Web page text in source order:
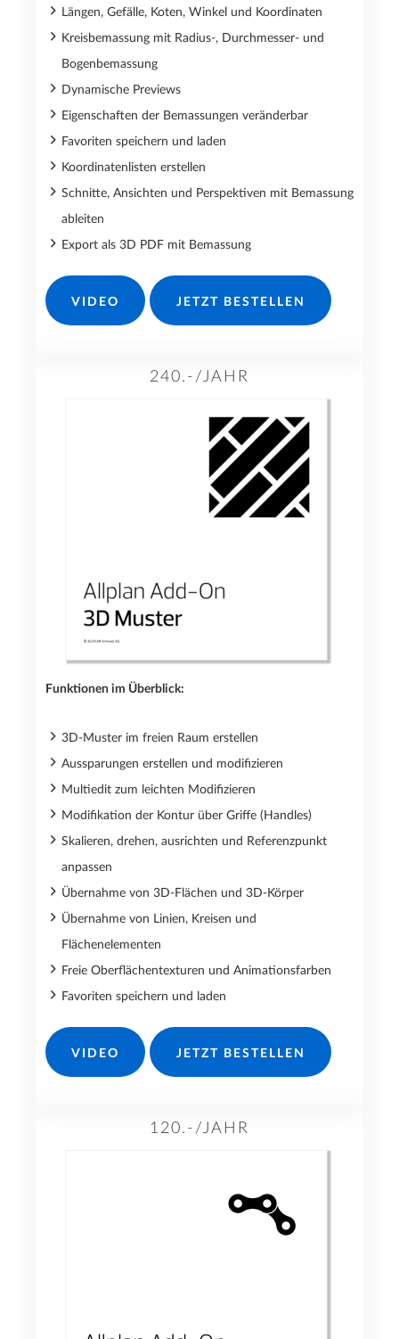
Längen, Gefälle, Koten, Winkel und Koordinaten
Kreisbemassung mit Radius-, Durchmesser- und
Bogenbemassung
Dynamische Previews
Eigenschaften der Bemassungen veränderbar
Favoriten speichern und laden
Koordinatenlisten erstellen
Schnitte, Ansichten und Perspektiven mit Bemassung
ableiten
Export als 3D PDF mit Bemassung
VIDEO JETZT BESTELLEN
240.-/JAHR
Funktionen im Überblick:
3D-Muster im freien Raum erstellen
Aussparungen erstellen und modifizieren
Multiedit zum leichten Modifizieren
Modifikation der Kontur über Griffe (Handles)
Skalieren, drehen, ausrichten und Referenzpunkt
anpassen
Übernahme von 3D-Flächen und 3D-Körper
Übernahme von Linien, Kreisen und
Flächenelementen
Freie Oberflächentexturen und Animationsfarben
Favoriten speichern und laden
VIDEO JETZT BESTELLEN
120.-/JAHR